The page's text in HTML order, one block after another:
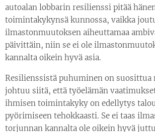
autoalan lobbarin resilienssi pitää
toimintakykynsä kunnossa, vaikka
ilmastonmuutoksen aiheuttamaa
päivittäin, niin se ei ole
kannalta oikein hyvä asia.
Resilienssistä puhuminen on suosittua
johtuu siitä, että työelämän
ihmisen toimintakyky on edellytys
pyörimiseen tehokkaasti. Se ei taas
torjunnan kannalta ole oikein hyvä